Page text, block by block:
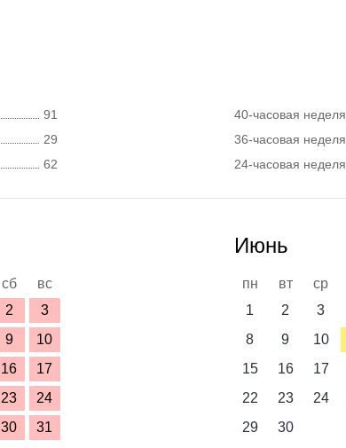
91
29
62
40-часовая неделя
36-часовая неделя
24-часовая неделя
сб
вс
2
3
9
10
16
17
23
24
30 31
Июнь
пн вт ср
1
2 3
8
9 10
15
16 17
22
23 24
29
30